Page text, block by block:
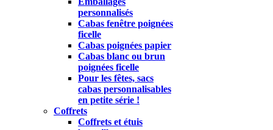
personnalisés
Cabas fenêtre poignées
ficelle
Cabas poignées papier
Cabas blanc ou brun
poignées ficelle
Pour les fêtes, sacs
cabas personnalisables
en petite série !
Coffrets
Coffrets et étuis